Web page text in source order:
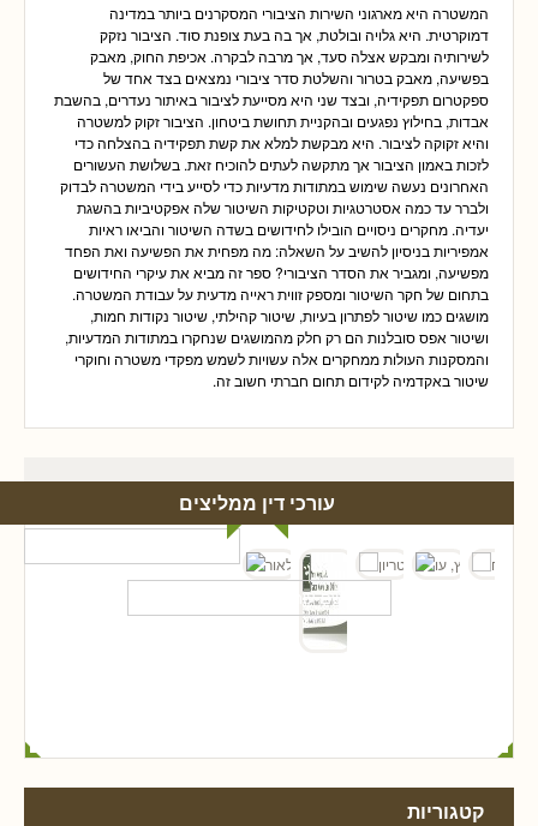
המשטרה היא מארגוני השירות הציבורי המסקרנים ביותר במדינה
דמוקרטית. היא גלויה ובולטת, אך בה בעת צופנת סוד. הציבור נזקק
לשירותיה ומבקש אצלה סעד, אך מרבה לבקרה. אכיפת החוק, מאבק
בפשיעה, מאבק בטרור והשלטת סדר ציבורי נמצאים בצד אחד של
ספקטרום תפקידיה, ובצד שני היא מסייעת לציבור באיתור נעדרים, בהשבת
אבדות, בחילוץ נפגעים ובהקניית תחושת ביטחון. הציבור זקוק למשטרה
והיא זקוקה לציבור. היא מבקשת למלא את קשת תפקידיה בהצלחה כדי
לזכות באמון הציבור אך מתקשה לעתים להוכיח זאת. בשלושת העשורים
האחרונים נעשה שימוש במתודות מדעיות כדי לסייע בידי המשטרה לבדוק
ולברר עד כמה אסטרטגיות וטקטיקות השיטור שלה אפקטיביות בהשגת
יעדיה. מחקרים ניסויים הובילו לחידושים בשדה השיטור והביאו ראיות
אמפיריות בניסיון להשיב על השאלה: מה מפחית את הפשיעה ואת הפחד
מפשיעה, ומגביר את הסדר הציבורי? ספר זה מביא את עיקרי החידושים
בתחום של חקר השיטור ומספק זווית ראייה מדעית על עבודת המשטרה.
מושגים כמו שיטור לפתרון בעיות, שיטור קהילתי, שיטור נקודות חמות,
ושיטור אפס סובלנות הם רק חלק מהמושגים שנחקרו במתודות המדעיות,
והמסקנות העולות ממחקרים אלה עשויות לשמש מפקדי משטרה וחוקרי
שיטור באקדמיה לקידום תחום חברתי חשוב זה.
עורכי דין ממליצים
קטגוריות